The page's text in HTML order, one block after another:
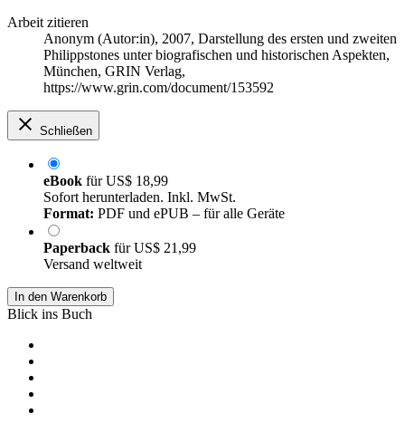
Arbeit zitieren
Anonym (Autor:in), 2007, Darstellung des ersten und zweiten
Philippstones unter biografischen und historischen Aspekten,
München, GRIN Verlag,
https://www.grin.com/document/153592
Schließen
eBook fürUS$ 18,99
Sofort herunterladen. Inkl. MwSt.
Format: PDF und ePUB – für alle Geräte
Paperback fürUS$ 21,99
Versand weltweit
In den Warenkorb
Blick ins Buch